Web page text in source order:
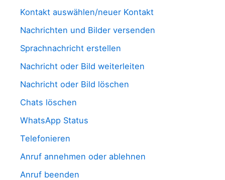
Kontakt auswählen/neuer Kontakt
Nachrichten und Bilder versenden
Sprachnachricht erstellen
Nachricht oder Bild weiterleiten
Nachricht oder Bild löschen
Chats löschen
WhatsApp Status
Telefonieren
Anruf annehmen oder ablehnen
Anruf beenden